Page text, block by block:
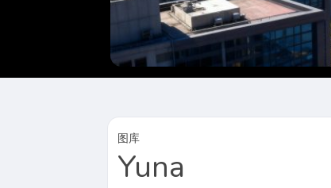
图库
Yuna